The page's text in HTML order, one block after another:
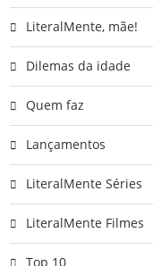
LiteralMente, mãe!
Dilemas da idade
Quem faz
Lançamentos
LiteralMente Séries
LiteralMente Filmes
Top 10